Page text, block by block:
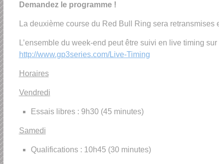
Demandez le programme !
La deuxième course du Red Bull Ring sera retransmises
L’ensemble du week-end peut être suivi en live timing sur
http://www.gp3series.com/Live-Timing
Horaires
Vendredi
Essais libres : 9h30 (45 minutes)
Samedi
Qualifications : 10h45 (30 minutes)